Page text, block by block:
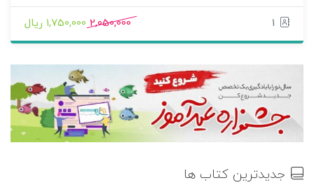
1
2,050,000 1,750,000 ریال
جدیدترین کتاب ها